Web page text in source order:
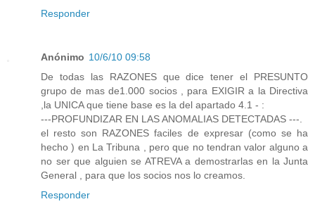
Responder
Anónimo 10/6/10 09:58
De todas las RAZONES que dice tener el PRESUNTO
grupo de mas de1.000 socios , para EXIGIR a la Directiva
,la UNICA que tiene base es la del apartado 4.1 - :
---PROFUNDIZAR EN LAS ANOMALIAS DETECTADAS ---.
el resto son RAZONES faciles de expresar (como se ha
hecho ) en La Tribuna , pero que no tendran valor alguno a
no ser que alguien se ATREVA a demostrarlas en la Junta
General , para que los socios nos lo creamos.
Responder